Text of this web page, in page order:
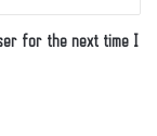
for the next time I